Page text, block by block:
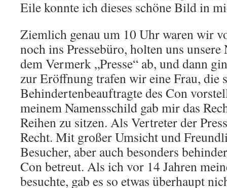
Eile konnte ich dieses schöne Bild in
Ziemlich genau um 10 Uhr waren wir
noch ins Pressebüro, holten uns
dem Vermerk „Presse“ ab, und dann
zur Eröffnung trafen wir eine Frau, die
Behindertenbeauftragte des Con
meinem Namensschild gab mir das
Reihen zu sitzen. Als Vertreter der
Recht. Mit großer Umsicht und
Besucher, aber auch besonders
Con betreut. Als ich vor 14 Jahren
besuchte, gab es so etwas überhaupt